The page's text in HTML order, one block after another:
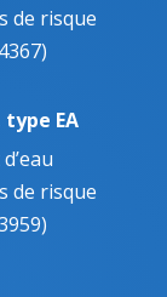
de risque
EA
de risque